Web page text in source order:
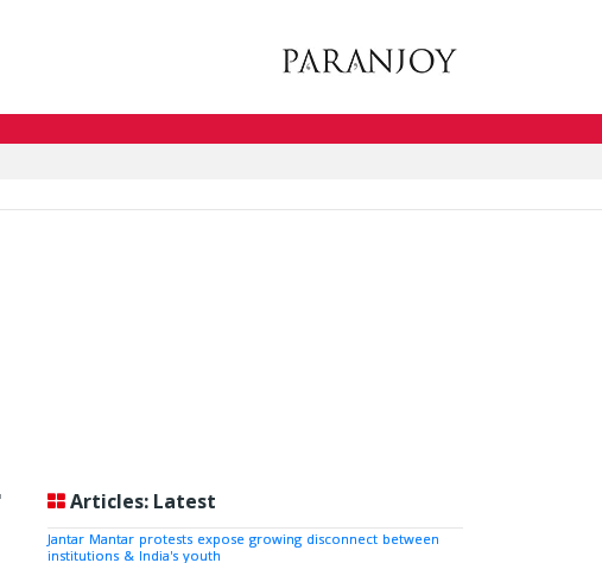
Articles: Latest
Jantar Mantar protests expose growing disconnect between
institutions & India's youth